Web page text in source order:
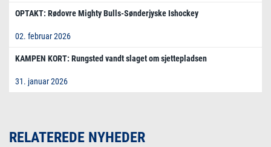
OPTAKT: Rødovre Mighty Bulls-Sønderjyske Ishockey
02. februar 2026
KAMPEN KORT: Rungsted vandt slaget om sjettepladsen
31. januar 2026
RELATEREDE NYHEDER